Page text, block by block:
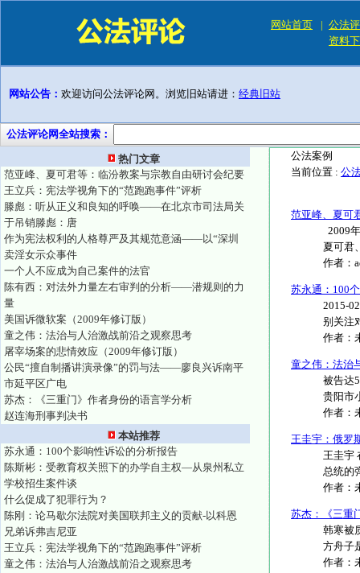
网站首页 | 公法
资料
网站公告： 欢迎访问公法评论网。浏览旧站请进： 经典旧站
公法评论网全站搜索：
热门文章
范亚峰、夏可君等：临汾教案与宗教自由研讨会纪要
王立兵：宪法学视角下的“范跑跑事件”评析
滕彪：听从正义和良知的呼唤——在北京市司法局关
于吊销滕彪：唐
作为宪法权利的人格尊严及其规范意涵——以“深圳
卖淫女示众事件
一个人不应成为自己案件的法官
陈有西：对法外力量左右审判的分析——潜规则的力
量
美国诉微软案（2009年修订版）
童之伟：法治与人治激战前沿之观察思考
屠宰场案的悲情效应（2009年修订版）
公民“擅自制播讲演录像”的罚与法——廖良兴诉南平
市延平区广电
苏杰：《三重门》作者身份的语言学分析
赵连海刑事判决书
本站推荐
苏永通：100个影响性诉讼的分析报告
陈斯彬：受教育权关照下的办学自主权—从泉州私立
学校招生案件谈
什么促成了犯罪行为？
陈刚：论马歇尔法院对美国联邦主义的贡献-以科恩
兄弟诉弗吉尼亚
王立兵：宪法学视角下的“范跑跑事件”评析
童之伟：法治与人治激战前沿之观察思考
公法案例
当前位置 : 公
范亚峰、夏可
2009
夏可君
作者：
苏永通：100
2015-
别关注
作者：
童之伟：法治
被告达
贵阳市
作者：
王圭宇：俄罗
王圭宇
总统的
作者：
苏杰：《三重
韩寒被
方舟子
作者：